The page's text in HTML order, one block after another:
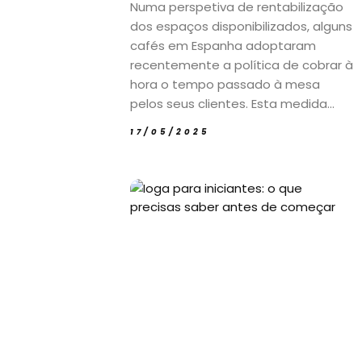
Numa perspetiva de rentabilização
dos espaços disponibilizados, alguns
cafés em Espanha adoptaram
recentemente a política de cobrar à
hora o tempo passado à mesa
pelos seus clientes. Esta medida...
17/05/2025